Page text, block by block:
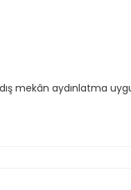
mekân aydınlatma